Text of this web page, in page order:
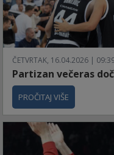
ČETVRTAK, 16.04.2026 |
Partizan večeras
PROČITAJ VIŠE